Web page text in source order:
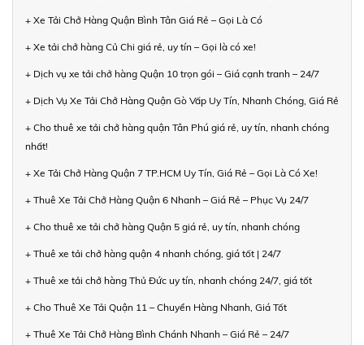
+ Xe Tải Chở Hàng Quận Bình Tân Giá Rẻ – Gọi Là Có
+ Xe tải chở hàng Củ Chi giá rẻ, uy tín – Gọi là có xe!
+ Dịch vụ xe tải chở hàng Quận 10 trọn gói – Giá cạnh tranh – 24/7
+ Dịch Vụ Xe Tải Chở Hàng Quận Gò Vấp Uy Tín, Nhanh Chóng, Giá Rẻ
+ Cho thuê xe tải chở hàng quận Tân Phú giá rẻ, uy tín, nhanh chóng
nhất!
+ Xe Tải Chở Hàng Quận 7 TP.HCM Uy Tín, Giá Rẻ – Gọi Là Có Xe!
+ Thuê Xe Tải Chở Hàng Quận 6 Nhanh – Giá Rẻ – Phục Vụ 24/7
+ Cho thuê xe tải chở hàng Quận 5 giá rẻ, uy tín, nhanh chóng
+ Thuê xe tải chở hàng quận 4 nhanh chóng, giá tốt | 24/7
+ Thuê xe tải chở hàng Thủ Đức uy tín, nhanh chóng 24/7, giá tốt
+ Cho Thuê Xe Tải Quận 11 – Chuyển Hàng Nhanh, Giá Tốt
+ Thuê Xe Tải Chở Hàng Bình Chánh Nhanh – Giá Rẻ – 24/7